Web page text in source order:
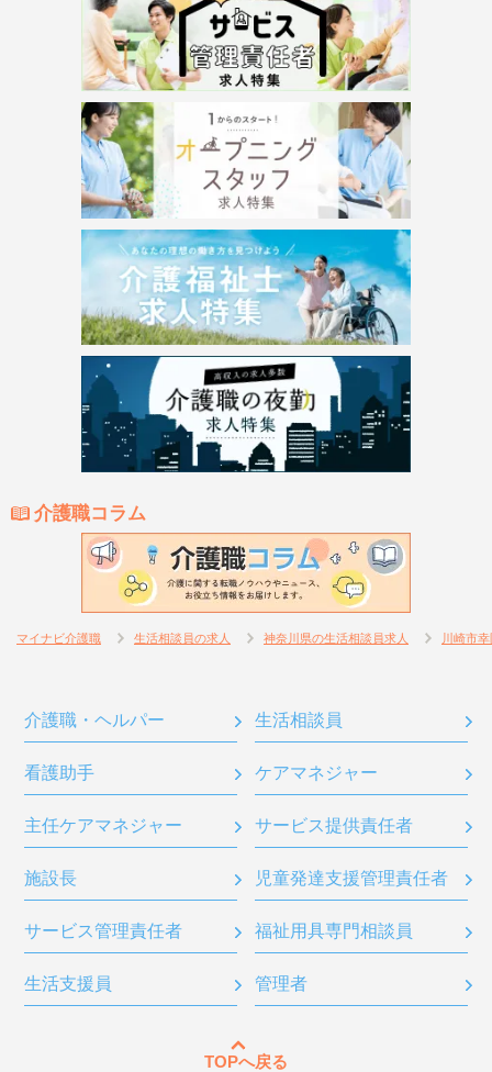
介護職コラム
マイナビ介護職 生活相談員の求人 神奈川県の生活相談員求人 川崎市
介護職・ヘルパー 生活相談員
看護助手 ケアマネジャー
主任ケアマネジャー サービス提供責任者
施設長 児童発達支援管理責任者
サービス管理責任者 福祉用具専門相談員
生活支援員 管理者
TOPへ戻る